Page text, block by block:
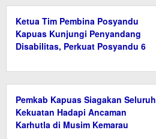
Ketua Tim Pembina Posyandu
Kapuas Kunjungi Penyandang
Disabilitas, Perkuat Posyandu 6
Pemkab Kapuas Siagakan Seluruh
Kekuatan Hadapi Ancaman
Karhutla di Musim Kemarau